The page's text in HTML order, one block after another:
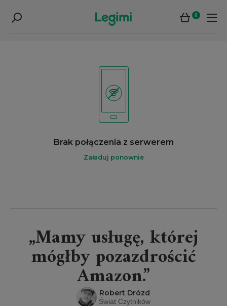
0
Brak połączenia z serwerem
Załaduj ponownie
„Mamy usługę, której
mógłby pozazdrościć
Amazon.”
Robert Drózd
Świat Czytników